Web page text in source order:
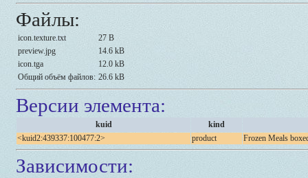
Файлы:
icon.texture.txt
27 B
preview.jpg
14.6 kB
icon.tga
12.0 kB
Общий объём файлов: 26.6 kB
Версии элемента:
kuid
kind
<kuid2:439337:100477:2>
product Frozen Meals
Зависимости: